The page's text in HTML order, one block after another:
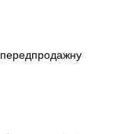
передпродажну